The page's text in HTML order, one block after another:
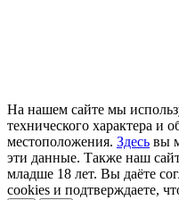
На нашем сайте мы
технического характера и
местоположения. Здесь вы
эти данные. Также наш
младше 18 лет. Вы даёте
cookies и подтверждаете,